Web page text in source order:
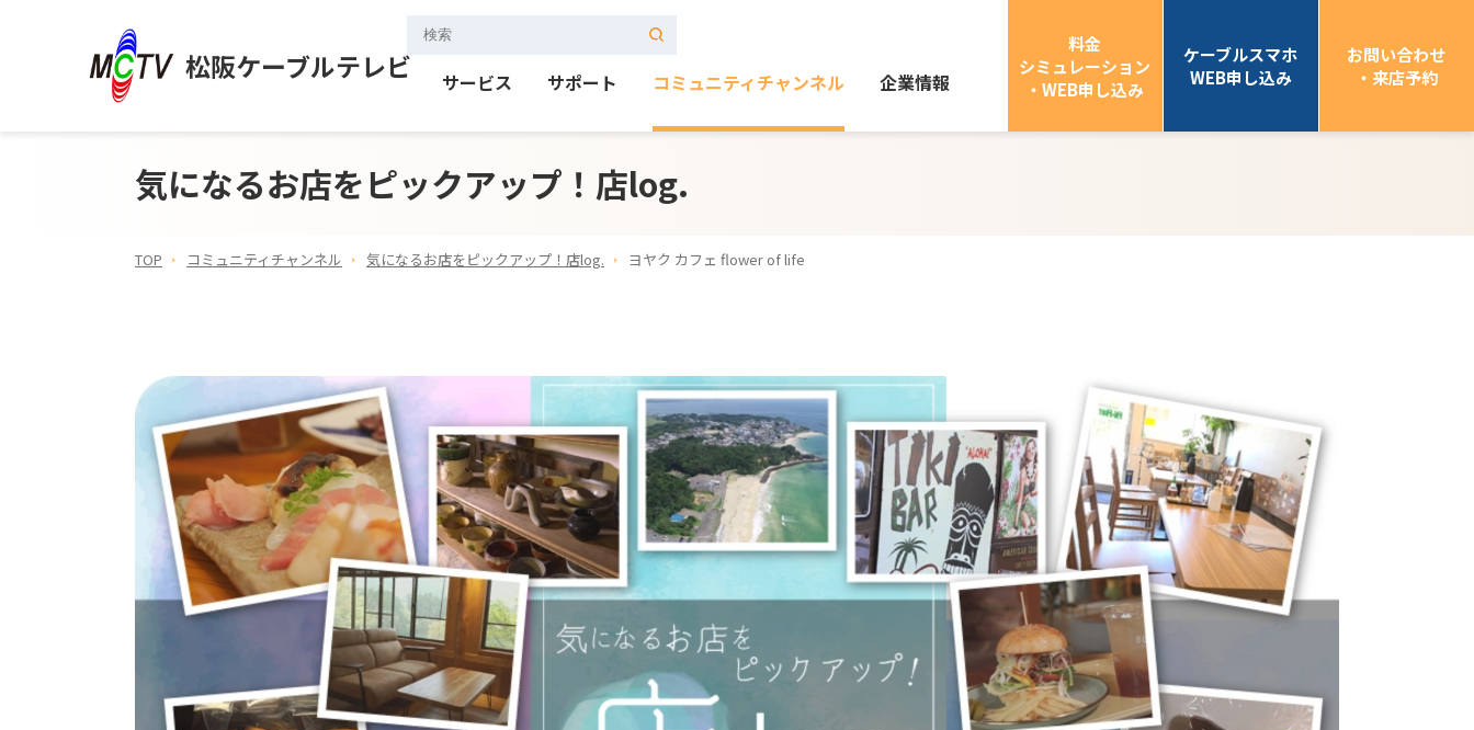
松阪ケーブルテレビ サービス サポート コミュニティチャンネル 企業情報
料金
シミュレーション
・WEB申し込み
ケーブルスマホ
WEB申し込み
お問い合わせ
・来店予約
気になるお店をピックアップ！店log.
TOP コミュニティチャンネル 気になるお店をピックアップ！店log. ヨヤク カフェ flower of life